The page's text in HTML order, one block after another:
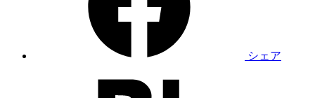
シェア